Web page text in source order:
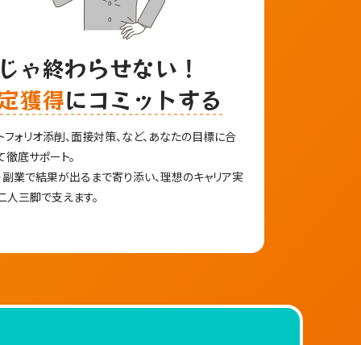
ゃ終わらせない！
獲得にコミットする
フォリオ添削、面接対策、など、あなたの目標に合
徹底サポート。
副業で結果が出るまで寄り添い、理想のキャリア実
人三脚で支えます。